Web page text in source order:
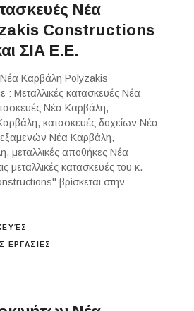
Νέα
Constructions
ΣΙΑ Ε.Ε.
Νέα Καρβάλη Polyzakis
: Μεταλλικές κατασκευές Νέα
Νέα Καρβάλη,
κατασκευές δοχείων Νέα
Νέα Καρβάλη,
μεταλλικές αποθήκες Νέα
μεταλλικές κατασκευές του κ.
βρίσκεται στην
ΕΡΓΑΣΙΕΣ